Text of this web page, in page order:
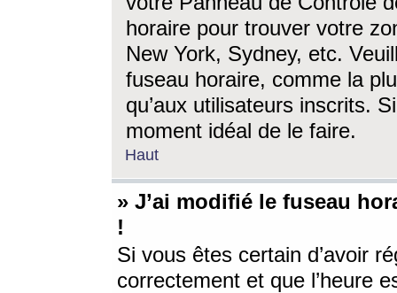
horaire pour trouver votre
New York, Sydney, etc.
fuseau horaire, comme la
qu’aux utilisateurs inscrits.
moment idéal de le faire.
Haut
» J’ai modifié le fuseau
!
Si vous êtes certain d’avoir
correctement et que l’heure